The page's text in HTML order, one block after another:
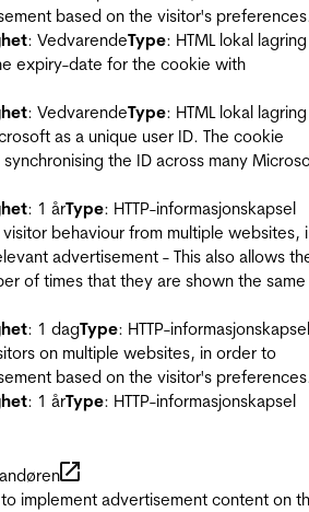
based on the visitor's
: VedvarendeType: HTML lokal lagring
expiry-date for the cookie with
: VedvarendeType: HTML lokal lagring
as a unique user ID. The cookie
the ID across many
: 1 årType: HTTP-informasjonskapsel
behaviour from multiple websites,
advertisement - This also allows
of times that they are shown the same
: 1 dagType: HTTP-informasjonskapsel
on multiple websites, in order to
based on the visitor's
: 1 årType: HTTP-informasjonskapsel
implement advertisement content on